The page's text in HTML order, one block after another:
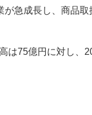
急成長し、商品
は75億円に対し、